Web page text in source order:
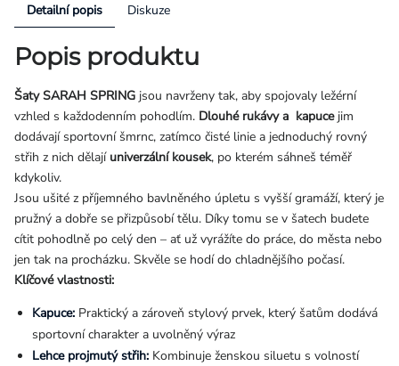
Detailní popis Diskuze
Popis produktu
Šaty SARAH SPRING jsou navrženy tak, aby spojovaly ležérní
vzhled s každodenním pohodlím. Dlouhé rukávy a kapuce jim
dodávají sportovní šmrnc, zatímco čisté linie a jednoduchý rovný
střih z nich dělají univerzální kousek, po kterém sáhneš téměř
kdykoliv.
Jsou ušité z příjemného bavlněného úpletu s vyšší gramáží, který je
pružný a dobře se přizpůsobí tělu. Díky tomu se v šatech budete
cítit pohodlně po celý den – ať už vyrážíte do práce, do města nebo
jen tak na procházku. Skvěle se hodí do chladnějšího počasí.
Klíčové vlastnosti:
Kapuce: Praktický a zároveň stylový prvek, který šatům dodává
sportovní charakter a uvolněný výraz
Lehce projmutý střih: Kombinuje ženskou siluetu s volností